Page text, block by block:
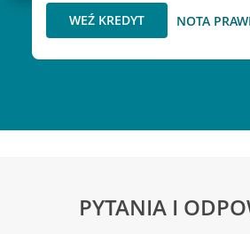
WEŹ KREDYT NOTA
PYTANIA I